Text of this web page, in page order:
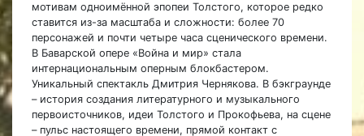
мотивам одноимённой эпопеи Толстого, которое редко
ставится из-за масштаба и сложности: более 70
персонажей и почти четыре часа сценического времени.
В Баварской опере «Война и мир» стала
интернациональным оперным блокбастером.
Уникальный спектакль Дмитрия Чернякова. В бэкграунде
– история создания литературного и музыкального
первоисточников, идеи Толстого и Прокофьева, на сцене
– пульс настоящего времени, прямой контакт с